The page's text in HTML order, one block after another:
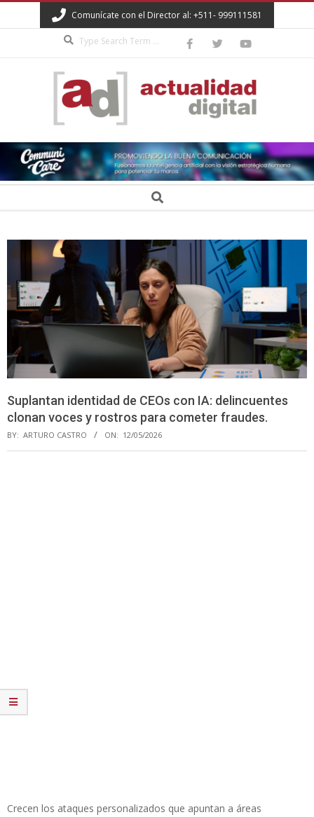
to
Comunícate con el Director al: +511- 999111581
ACTUALIDAD
DIGITAL Search
Suplantan identidad de CEOs con IA: delincuentes
clonan voces y rostros para cometer fraudes.
BY: ARTURO CASTRO ON: 12/05/2026
Crecen los ataques personalizados que apuntan a áreas